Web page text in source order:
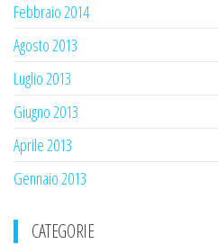
Febbraio 2014
Agosto 2013
Luglio 2013
Giugno 2013
Aprile 2013
Gennaio 2013
CATEGORIE